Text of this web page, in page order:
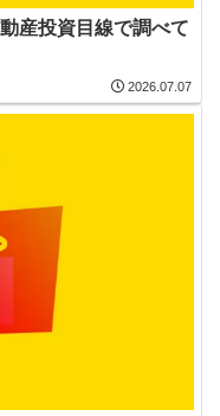
産投資目線で調べて
2026.07.07